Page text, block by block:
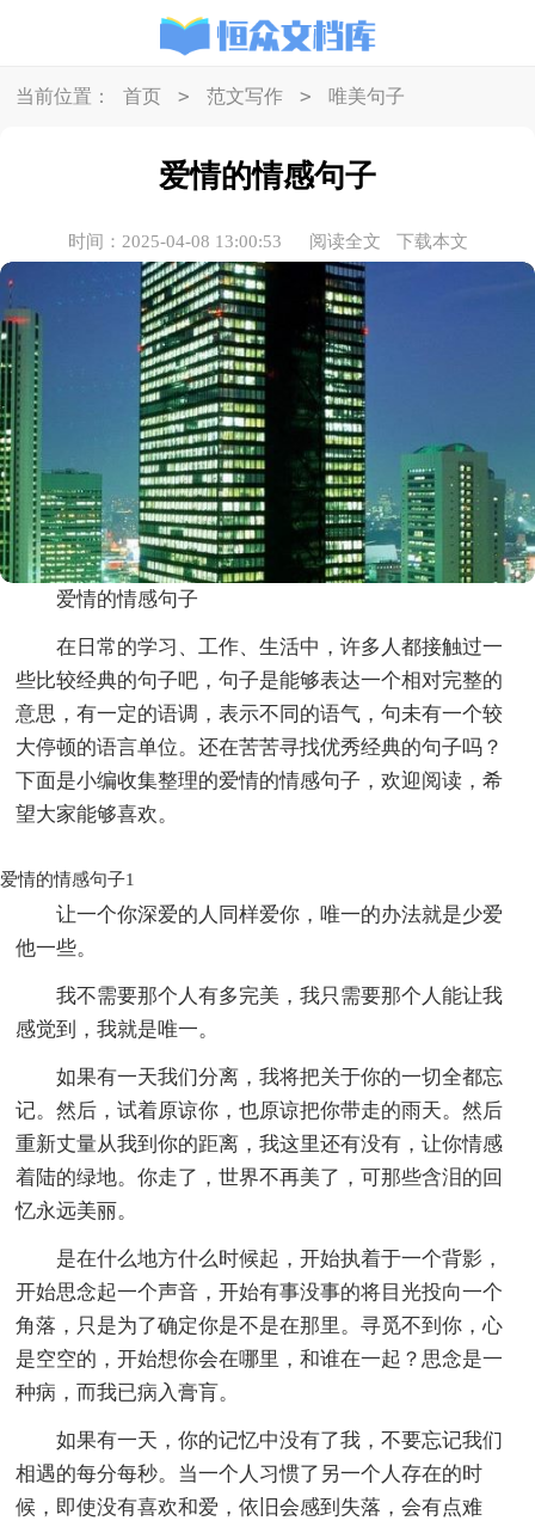
当前位置： 首页 > 范文写作 > 唯美句子
爱情的情感句子
时间：2025-04-08 13:00:53 阅读全文 下载本文
爱情的情感句子
在日常的学习、工作、生活中，许多人都接触过一
些比较经典的句子吧，句子是能够表达一个相对完整的
意思，有一定的语调，表示不同的语气，句未有一个较
大停顿的语言单位。还在苦苦寻找优秀经典的句子吗？
下面是小编收集整理的爱情的情感句子，欢迎阅读，希
望大家能够喜欢。
爱情的情感句子1
让一个你深爱的人同样爱你，唯一的办法就是少爱
他一些。
我不需要那个人有多完美，我只需要那个人能让我
感觉到，我就是唯一。
如果有一天我们分离，我将把关于你的一切全都忘
记。然后，试着原谅你，也原谅把你带走的雨天。然后
重新丈量从我到你的距离，我这里还有没有，让你情感
着陆的绿地。你走了，世界不再美了，可那些含泪的回
忆永远美丽。
是在什么地方什么时候起，开始执着于一个背影，
开始思念起一个声音，开始有事没事的将目光投向一个
角落，只是为了确定你是不是在那里。寻觅不到你，心
是空空的，开始想你会在哪里，和谁在一起？思念是一
种病，而我已病入膏肓。
如果有一天，你的记忆中没有了我，不要忘记我们
相遇的每分每秒。当一个人习惯了另一个人存在的时
候，即使没有喜欢和爱，依旧会感到失落，会有点难